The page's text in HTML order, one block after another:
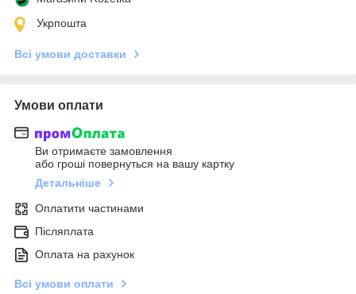
Укрпошта
Всі умови доставки
Умови оплати
Ви отримаєте замовлення
або гроші повернуться на вашу картку
Детальніше
Оплатити частинами
Післяплата
Оплата на рахунок
Всі умови оплати